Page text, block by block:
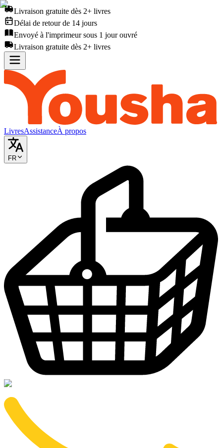
Livraison gratuite dès 2+ livres
Délai de retour de 14 jours
Envoyé à l'imprimeur sous 1 jour ouvré
Livraison gratuite dès 2+ livres
LivresAssistanceÀ propos
FR